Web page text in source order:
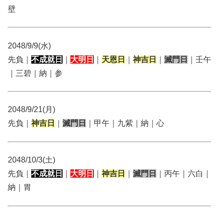
壁
2048/9/9(水)
先負｜ 不成就日 大明日 天恩日 神吉日 滅門日
｜壬午
｜三碧｜納｜参
2048/9/21(月)
先負｜ 神吉日 滅門日 ｜甲午｜九紫｜納｜心
2048/10/3(土)
先負｜ 不成就日 大明日 神吉日 滅門日
｜丙午｜六白｜
納｜胃